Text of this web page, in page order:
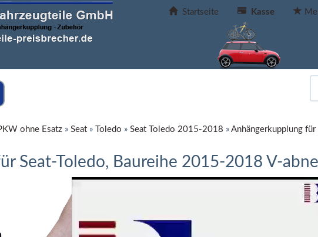
Startseite Kasse
ohne Esatz » Seat » Toledo » Seat Toledo 2015-2018 » Anhängerkupplung
Seat-Toledo, Baureihe 2015-2018 V-